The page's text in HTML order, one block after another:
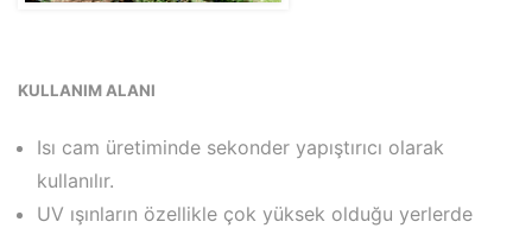
KULLANIM ALANI
Isı cam üretiminde sekonder yapıştırıcı olarak
kullanılır.
UV ışınların özellikle çok yüksek olduğu yerlerde